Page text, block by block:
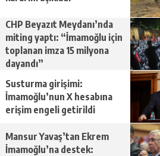
CHP Beyazıt Meydanı’nda
miting yaptı: “İmamoğlu için
toplanan imza 15 milyona
dayandı”
Susturma girişimi:
İmamoğlu’nun X hesabına
erişim engeli getirildi
Mansur Yavaş’tan Ekrem
İmamoğlu’na destek: